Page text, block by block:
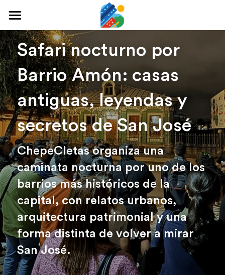
Home
Qué hacer
Arte y cultura
Cine y TV
Comida y tragos
Tours desde San José
Museos
Buscar
Newsletter
Safari nocturno por
Barrio Amón: casas
antiguas, leyendas y
secretos de San José
ChepeCletas organiza una
caminata nocturna por uno de los
barrios más históricos de la
capital, con relatos urbanos,
arquitectura patrimonial y una
forma distinta de volver a mirar
San José.